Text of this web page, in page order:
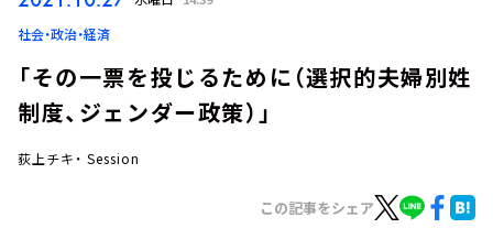
社会・政治・経済
「その一票を投じるために（選択的夫婦別姓
制度、ジェンダー政策）」
荻上チキ・ Session
この記事をシェア